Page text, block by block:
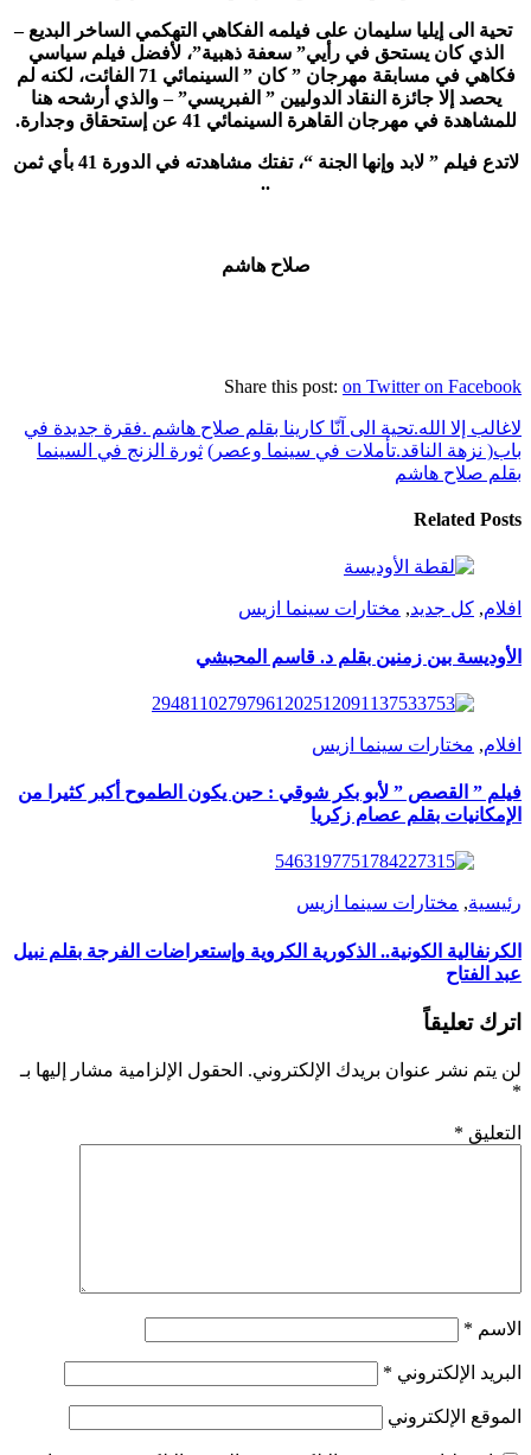
تحية الى إيليا سليمان على فيلمه الفكاهي التهكمي الساخر البديع –
الذي كان يستحق في رأيي” سعفة ذهبية”، لأفضل فيلم سياسي
فكاهي في مسابقة مهرجان ” كان ” السينمائي 71 الفائت، لكنه لم
يحصد إلا جائزة النقاد الدوليين ” الفبريسي” – والذي أرشحه هنا
للمشاهدة في مهرجان القاهرة السينمائي 41 عن إستحقاق وجدارة.
لاتدع فيلم ” لابد وإنها الجنة “، تفتك مشاهدته في الدورة 41 بأي ثمن
..
صلاح هاشم
Share this post: on Twitter on Facebook
لاغالب إلا الله.تحية الى آنّا كارينا بقلم صلاح هاشم .فقرة جديدة في
باب( نزهة الناقد.تأملات في سينما وعصر) ثورة الزنج في السينما
بقلم صلاح هاشم
Related Posts
افلام, كل جديد, مختارات سينما ازيس
الأوديسة بين زمنين بقلم د. قاسم المحبشي
افلام, مختارات سينما ازيس
فيلم ” القصص ” لأبو بكر شوقي : حين يكون الطموح أكبر كثيرا من
الإمكانيات بقلم عصام زكريا
رئيسية, مختارات سينما ازيس
الكرنفالية الكونية.. الذكورية الكروية وإستعراضات الفرجة بقلم نبيل
عبد الفتاح
اترك تعليقاً
لن يتم نشر عنوان بريدك الإلكتروني. الحقول الإلزامية مشار إليها بـ
*
التعليق *
الاسم *
البريد الإلكتروني *
الموقع الإلكتروني